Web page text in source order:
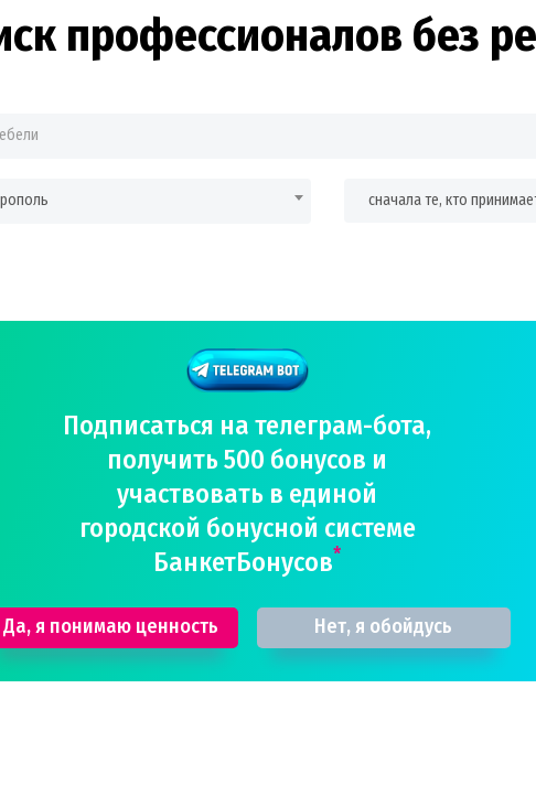
профессионалов без
Подписаться на телеграм-бота,
получить 500 бонусов и
участвовать в единой
городской бонусной системе
БанкетБонусов*
Да, я понимаю ценность Нет, я обойдусь